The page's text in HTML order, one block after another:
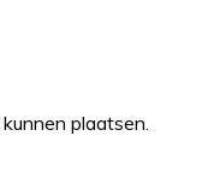
plaatsen.